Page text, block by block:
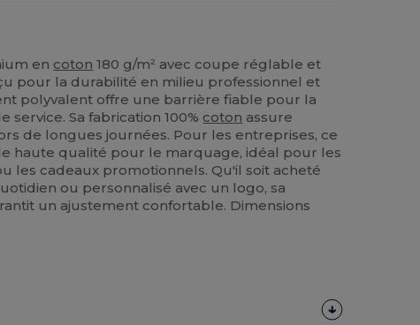
en coton 180 g/m² avec coupe réglable et
pour la durabilité en milieu professionnel et
polyvalent offre une barrière fiable pour la
service. Sa fabrication 100% coton assure
de longues journées. Pour les entreprises, ce
haute qualité pour le marquage, idéal pour les
les cadeaux promotionnels. Qu'il soit acheté
ou personnalisé avec un logo, sa
un ajustement confortable. Dimensions